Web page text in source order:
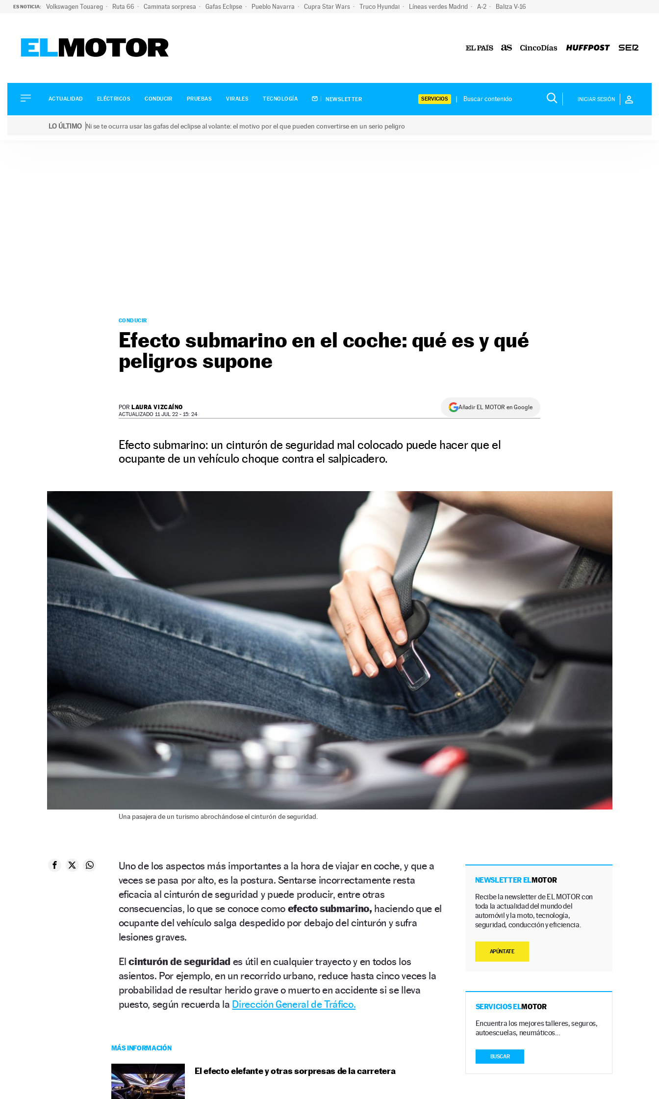
ES NOTICIA: Volkswagen Touareg Ruta 66 Caminata sorpresa Gafas Eclipse Pueblo Navarra Cupra Star Wars Truco Hyundai Líneas verdes Madrid A-2 Baliza V-16
ELÉCTRICOS
CONDUCIR
ACTUALIDAD ELÉCTRICOS CONDUCIR PRUEBAS VIRALES TECNOLOGÍA NEWSLETTER SERVICIOS INICIAR SESIÓN
LO ÚLTIMO Ni se te ocurra usar las gafas del eclipse al volante: el motivo por el que pueden convertirse en un serio peligro
CONDUCIR
Efecto submarino en el coche: qué es y qué
peligros supone
POR LAURA VIZCAÍNO
ACTUALIZADO 11 JUL 22 - 15: 24
Añadir EL MOTOR en Google
Efecto submarino: un cinturón de seguridad mal colocado puede hacer que el
ocupante de un vehículo choque contra el salpicadero.
Una pasajera de un turismo abrochándose el cinturón de seguridad.
Uno de los aspectos más importantes a la hora de viajar en coche, y que a
veces se pasa por alto, es la postura. Sentarse incorrectamente resta
eficacia al cinturón de seguridad y puede producir, entre otras
consecuencias, lo que se conoce como efecto submarino, haciendo que el
ocupante del vehículo salga despedido por debajo del cinturón y sufra
lesiones graves.
Elcinturón de seguridad es útil en cualquier trayecto y en todos los
asientos. Por ejemplo, en un recorrido urbano, reduce hasta cinco veces la
probabilidad de resultar herido grave o muerto en accidente si se lleva
puesto, según recuerda la Dirección General de Tráfico.
MÁS INFORMACIÓN
El efecto elefante y otras sorpresas de la carretera
NEWSLETTER ELMOTOR
Recibe la newsletter de EL MOTOR con
toda la actualidad del mundo del
automóvil y la moto, tecnología,
seguridad, conducción y eficiencia.
APÚNTATE
SERVICIOS ELMOTOR
Encuentra los mejores talleres, seguros,
autoescuelas, neumáticos…
BUSCAR